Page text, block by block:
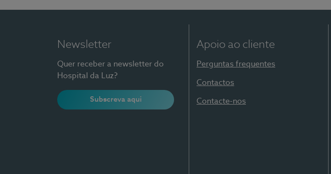
Newsletter
Quer receber a newsletter do
Hospital da Luz?
Subscreva aqui
Apoio ao cliente
Perguntas frequentes
Contactos
Contacte-nos